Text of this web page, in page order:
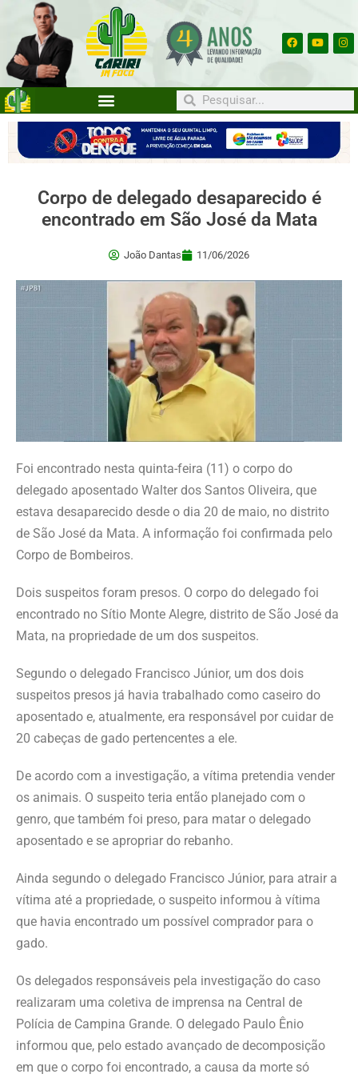
Corpo de delegado desaparecido é
encontrado em São José da Mata
João Dantas 11/06/2026
Foi encontrado nesta quinta-feira (11) o corpo do
delegado aposentado Walter dos Santos Oliveira, que
estava desaparecido desde o dia 20 de maio, no distrito
de São José da Mata. A informação foi confirmada pelo
Corpo de Bombeiros.
Dois suspeitos foram presos. O corpo do delegado foi
encontrado no Sítio Monte Alegre, distrito de São José da
Mata, na propriedade de um dos suspeitos.
Segundo o delegado Francisco Júnior, um dos dois
suspeitos presos já havia trabalhado como caseiro do
aposentado e, atualmente, era responsável por cuidar de
20 cabeças de gado pertencentes a ele.
De acordo com a investigação, a vítima pretendia vender
os animais. O suspeito teria então planejado com o
genro, que também foi preso, para matar o delegado
aposentado e se apropriar do rebanho.
Ainda segundo o delegado Francisco Júnior, para atrair a
vítima até a propriedade, o suspeito informou à vítima
que havia encontrado um possível comprador para o
gado.
Os delegados responsáveis pela investigação do caso
realizaram uma coletiva de imprensa na Central de
Polícia de Campina Grande. O delegado Paulo Ênio
informou que, pelo estado avançado de decomposição
em que o corpo foi encontrado, a causa da morte só